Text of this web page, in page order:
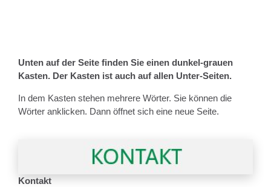
Unten auf der Seite finden Sie einen dunkel-grauen
Kasten. Der Kasten ist auch auf allen Unter-Seiten.
In dem Kasten stehen mehrere Wörter. Sie können die
Wörter anklicken. Dann öffnet sich eine neue Seite.
Kontakt